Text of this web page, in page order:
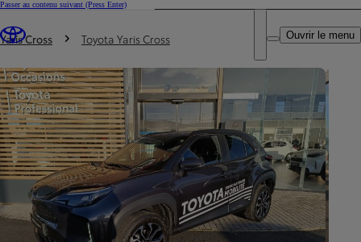
Passer au contenu suivant (Press Enter)
Trouvez un partenaire Toyota
DEALER NAME
Ouvrir le menu
Vous êtes ici
Yaris Cross Toyota Yaris Cross